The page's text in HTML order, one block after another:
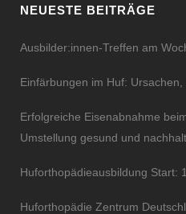
NEUESTE BEITRÄGE
Ausbilder:innen-Treffen am
Einfärbungen im Huf:
Erfolgreiche Eisenabnahme
Umstellung gesund und
Huforthopädieausbildung Start:
Huforthopädie Zentrum